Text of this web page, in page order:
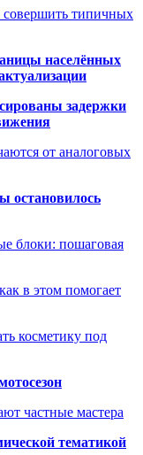
совершить типичных
населённых
задержки
от аналоговых
остановилось
блоки: пошаговая
в этом помогает
косметику под
частные мастера
тематикой